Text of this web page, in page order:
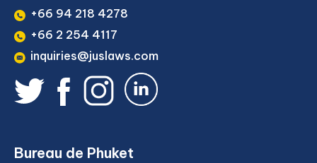
+66 94 218 4278
+66 2 254 4117
inquiries@juslaws.com
Bureau de Phuket